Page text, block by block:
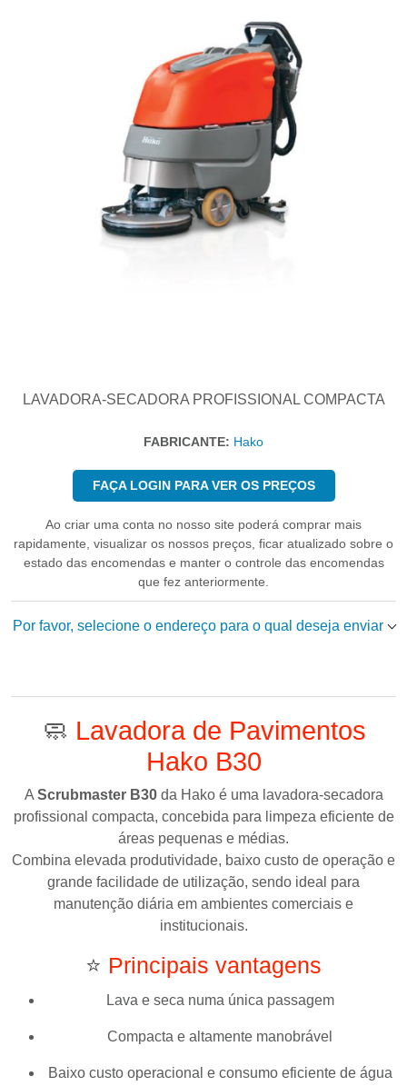
LAVADORA-SECADORA PROFISSIONAL COMPACTA
FABRICANTE: Hako
FAÇA LOGIN PARA VER OS PREÇOS
Ao criar uma conta no nosso site poderá comprar mais
rapidamente, visualizar os nossos preços, ficar atualizado sobre o
estado das encomendas e manter o controle das encomendas
que fez anteriormente.
Por favor, selecione o endereço para o qual deseja enviar
🧼 Lavadora de Pavimentos
Hako B30
A Scrubmaster B30da Hakoé uma lavadora-secadora
profissional compacta, concebida para limpeza eficiente de
áreas pequenas e médias.
Combina elevada produtividade, baixo custo de operação e
grande facilidade de utilização, sendo ideal para
manutenção diária em ambientes comerciais e
institucionais.
⭐ Principais vantagens
Lava e seca numa única passagem
Compacta e altamente manobrável
Baixo custo operacional e consumo eficiente de água